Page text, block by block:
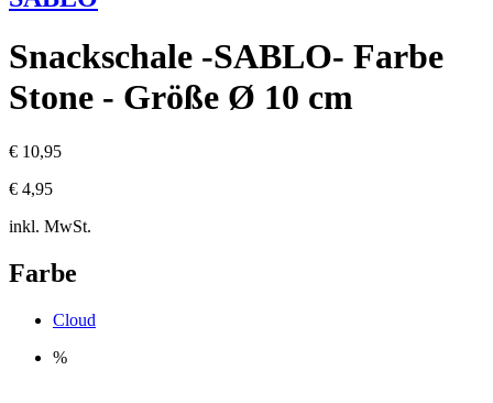
Snackschale -SABLO- Farbe
Stone - Größe Ø 10 cm
€ 10,95
€ 4,95
inkl. MwSt.
Farbe
Cloud
%